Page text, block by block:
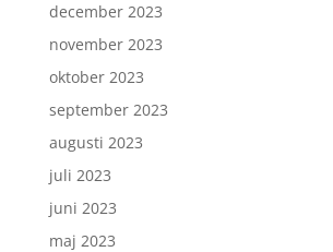
december 2023
november 2023
oktober 2023
september 2023
augusti 2023
juli 2023
juni 2023
maj 2023